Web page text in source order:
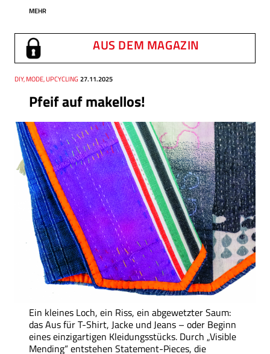
MEHR
AUS DEM MAGAZIN
Pfeif auf makellos!
Thema
DIY, MODE, UPCYCLING
Datum 27.11.2025
Ein kleines Loch, ein Riss, ein abgewetzter Saum:
das Aus für T-Shirt, Jacke und Jeans – oder Beginn
eines einzigartigen Kleidungsstücks. Durch „Visible
Mending“ entstehen Statement-Pieces, die